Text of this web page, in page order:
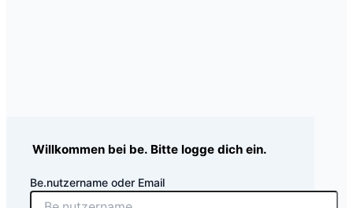
Willkommen bei be. Bitte logge dich ein.
Be.nutzername oder Email